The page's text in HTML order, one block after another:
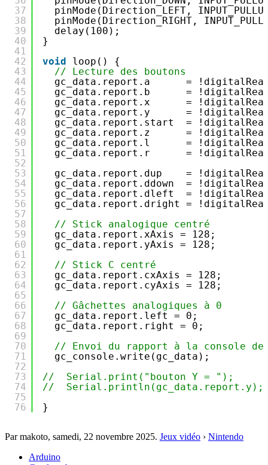
37
38
39
40
41
42
43
44
45
46
47
48
49
50
51
52
53
54
55
56
57
58
59
60
61
62
63
64
65
66
67
68
69
70
71
72
73
74
75
76
pinMode(Direction_LEFT,
pinMode(Direction_RIGHT,
delay(100);
}
void
loop() {
// Lecture des boutons
gc_data.report.a      =
gc_data.report.b      =
gc_data.report.x      =
gc_data.report.y      =
gc_data.report.start  =
gc_data.report.z      =
gc_data.report.l      =
gc_data.report.r      =
gc_data.report.dup    =
gc_data.report.ddown  =
gc_data.report.dleft  =
gc_data.report.dright =
// Stick analogique centré
gc_data.report.xAxis = 128;
gc_data.report.yAxis = 128;
// Stick C centré
gc_data.report.cxAxis = 128;
gc_data.report.cyAxis = 128;
// Gâchettes analogiques à 0
gc_data.report.left = 0;
gc_data.report.right = 0;
// Envoi du rapport à la console de
gc_console.write(gc_data);
//  Serial.print("bouton Y = ");
//  Serial.println(gc_data.report.y);
}
Par makoto, samedi, 22 novembre 2025. Jeux vidéo › Nintendo
Arduino